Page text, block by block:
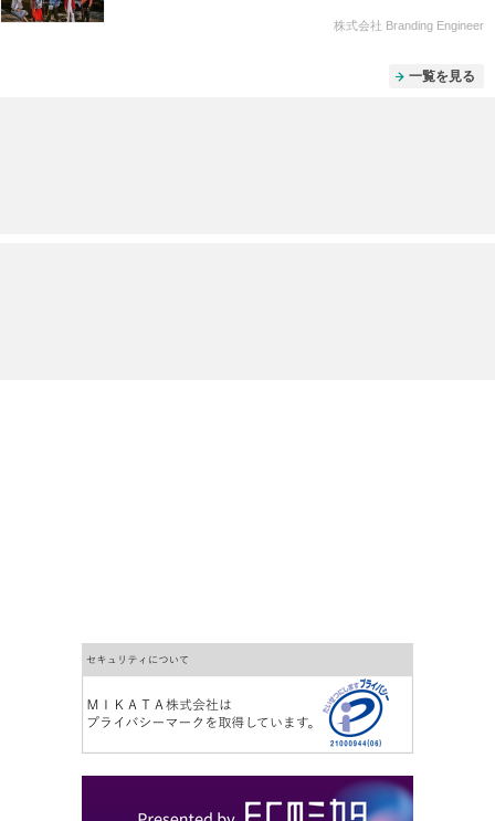
株式会社 Branding Engineer
一覧を見る